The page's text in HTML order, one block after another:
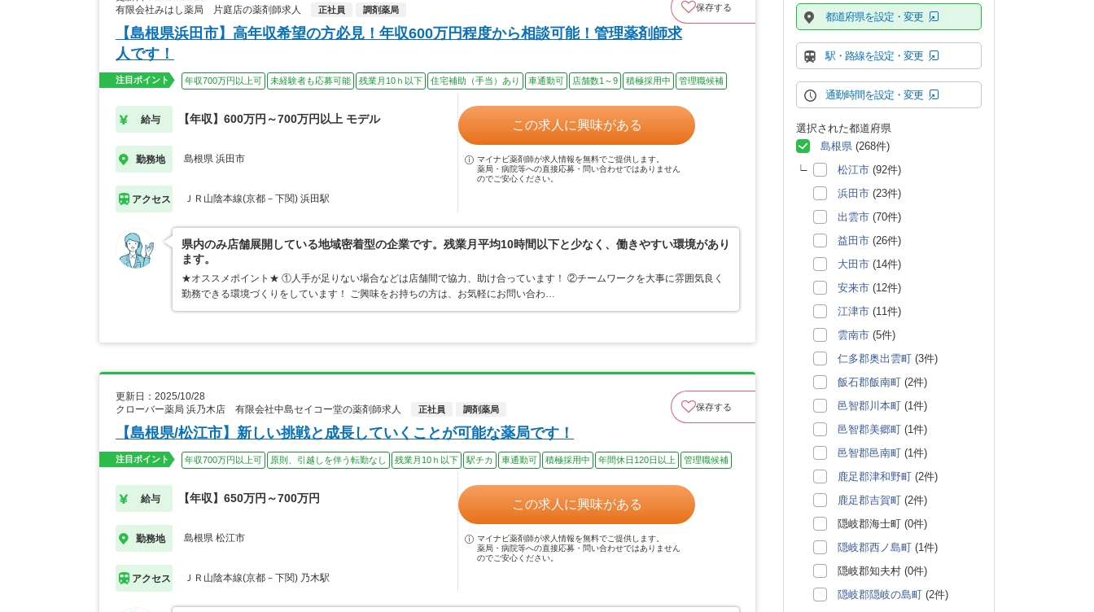
有限会社みはし薬局 片庭店の薬剤師求人
正社員 調剤薬局 保存する
【島根県浜田市】高年収希望の方必見！年収600万円程度から相談可能！管理薬剤師求
人です！
注目ポイント 年収700万円以上可 未経験者も応募可能 残業月10ｈ以下 住宅補助（手当）あり 車通勤可 店舗数1～9 積極採用中 管理職候補
給与 【年収】600万円～700万円以上 モデル
勤務地 島根県 浜田市
アクセス ＪＲ山陰本線(京都－下関) 浜田駅
この求人に興味がある
マイナビ薬剤師が求人情報を無料でご提供します。
薬局・病院等への直接応募・問い合わせではありません
のでご安心ください。
県内のみ店舗展開している地域密着型の企業です。残業月平均10時間以下と少なく、働きやすい環境があり
ます。
★オススメポイント★ ①人手が足りない場合などは店舗間で協力、助け合っています！ ②チームワークを大事に雰囲気良く
勤務できる環境づくりをしています！ ご興味をお持ちの方は、お気軽にお問い合わ…
更新日：2025/10/28
クローバー薬局 浜乃木店 有限会社中島セイコー堂の薬剤師求人
正社員 調剤薬局 保存する
【島根県/松江市】新しい挑戦と成長していくことが可能な薬局です！
注目ポイント 年収700万円以上可 原則、引越しを伴う転勤なし 残業月10ｈ以下 駅チカ 車通勤可 積極採用中 年間休日120日以上 管理職候補
給与 【年収】650万円～700万円
勤務地 島根県 松江市
アクセス ＪＲ山陰本線(京都－下関) 乃木駅
この求人に興味がある
マイナビ薬剤師が求人情報を無料でご提供します。
薬局・病院等への直接応募・問い合わせではありません
のでご安心ください。
都道府県を設定・変更
駅・路線を設定・変更
通勤時間を設定・変更
選択された都道府県
島根県 (268件)
松江市 (92件)
浜田市 (23件)
出雲市 (70件)
益田市 (26件)
大田市 (14件)
安来市 (12件)
江津市 (11件)
雲南市 (5件)
仁多郡奥出雲町 (3件)
飯石郡飯南町 (2件)
邑智郡川本町 (1件)
邑智郡美郷町 (1件)
邑智郡邑南町 (1件)
鹿足郡津和野町 (2件)
鹿足郡吉賀町 (2件)
隠岐郡海士町 (0件)
隠岐郡西ノ島町 (1件)
隠岐郡知夫村 (0件)
隠岐郡隠岐の島町 (2件)